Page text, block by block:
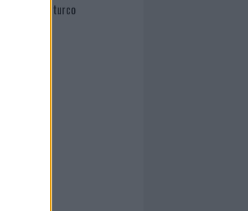
Agostina Diturco